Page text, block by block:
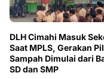
DLH Cimahi Masuk
Saat MPLS, Gerakan
Sampah Dimulai dari
SD dan SMP